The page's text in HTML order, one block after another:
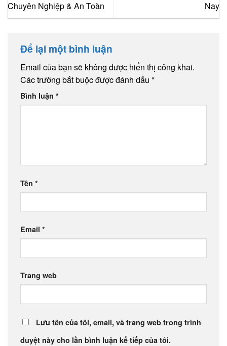
Chuyên Nghiệp & An Toàn Nay
Để lại một bình luận
Email của bạn sẽ không được hiển thị công khai.
Các trường bắt buộc được đánh dấu *
Bình luận *
Tên *
Email *
Trang web
Lưu tên của tôi, email, và trang web trong trình
duyệt này cho lần bình luận kế tiếp của tôi.